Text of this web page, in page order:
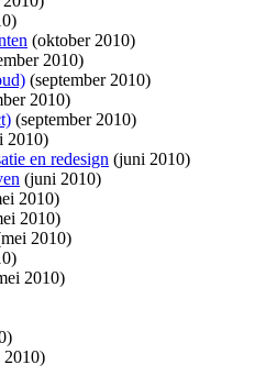
(oktober 2010)
2010)
(september 2010)
2010)
(september 2010)
2010)
en redesign (juni 2010)
(juni 2010)
2010)
2010)
2010)
2010)